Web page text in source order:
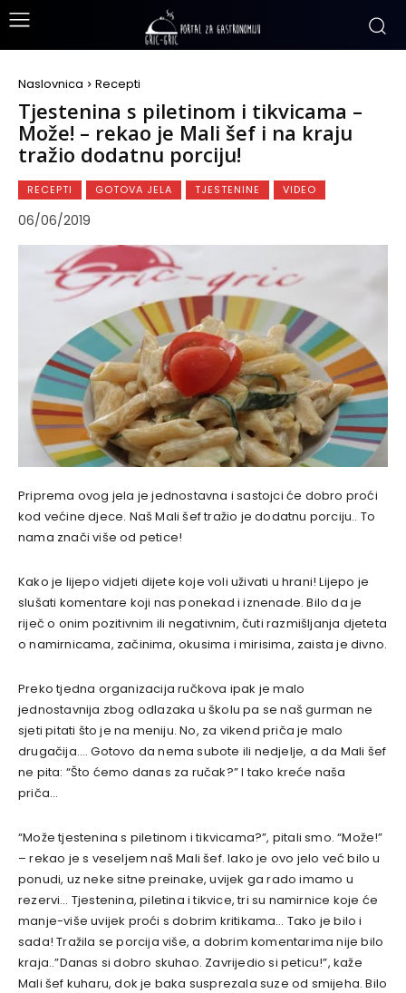
Naslovnica Recepti
Tjestenina s piletinom i tikvicama –
Može! – rekao je Mali šef i na kraju
tražio dodatnu porciju!
RECEPTI GOTOVA JELA TJESTENINE VIDEO
06/06/2019
Priprema ovog jela je jednostavna i sastojci će dobro proći
kod većine djece. Naš Mali šef tražio je dodatnu porciju.. To
nama znači više od petice!
Kako je lijepo vidjeti dijete koje voli uživati u hrani! Lijepo je
slušati komentare koji nas ponekad i iznenade. Bilo da je
riječ o onim pozitivnim ili negativnim, čuti razmišljanja djeteta
o namirnicama, začinima, okusima i mirisima, zaista je divno.
Preko tjedna organizacija ručkova ipak je malo
jednostavnija zbog odlazaka u školu pa se naš gurman ne
sjeti pitati što je na meniju. No, za vikend priča je malo
drugačija…. Gotovo da nema subote ili nedjelje, a da Mali šef
ne pita: “Što ćemo danas za ručak?” I tako kreće naša
priča…
“Može tjestenina s piletinom i tikvicama?”, pitali smo. “Može!”
– rekao je s veseljem naš Mali šef. Iako je ovo jelo već bilo u
ponudi, uz neke sitne preinake, uvijek ga rado imamo u
rezervi… Tjestenina, piletina i tikvice, tri su namirnice koje će
manje-više uvijek proći s dobrim kritikama… Tako je bilo i
sada! Tražila se porcija više, a dobrim komentarima nije bilo
kraja..”Danas si dobro skuhao. Zavrijedio si peticu!”, kaže
Mali šef kuharu, dok je baka susprezala suze od smijeha. Bilo